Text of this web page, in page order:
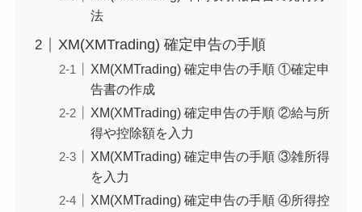
法
XM(XMTrading) 確定申告の手順
XM(XMTrading) 確定申告の手順 ①確定申
告書の作成
XM(XMTrading) 確定申告の手順 ②給与所
得や控除額を入力
XM(XMTrading) 確定申告の手順 ③雑所得
を入力
XM(XMTrading) 確定申告の手順 ④所得控